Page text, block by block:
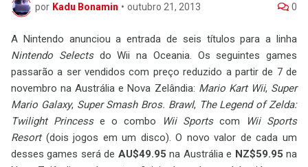
por Kadu Bonamin • outubro 21, 2013 0
A Nintendo anunciou a entrada de seis títulos para a linha
Nintendo Selectsdo Wii na Oceania. Os seguintes games
passarão a ser vendidos com preço reduzido a partir de 7 de
novembro na Austrália e Nova Zelândia: Mario Kart Wii, Super
Mario Galaxy, Super Smash Bros. Brawl, The Legend of Zelda:
Twilight Princesse o combo Wii Sportscom
Wii Sports
Resort(dois jogos em um disco). O novo valor de cada um
desses games será de AU$49.95 na Austrália e NZ$59.95 na